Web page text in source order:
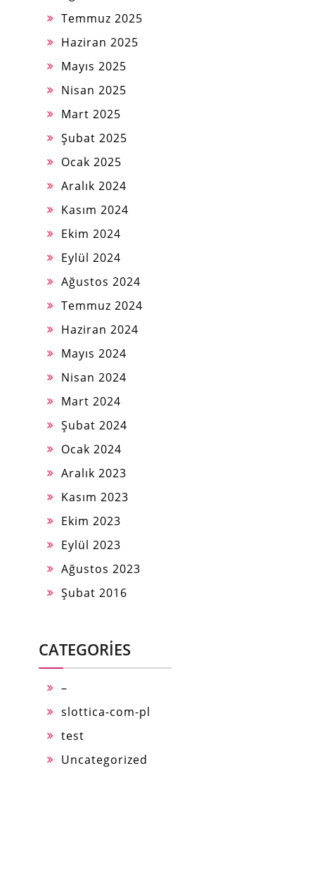
Temmuz 2025
Haziran 2025
Mayıs 2025
Nisan 2025
Mart 2025
Şubat 2025
Ocak 2025
Aralık 2024
Kasım 2024
Ekim 2024
Eylül 2024
Ağustos 2024
Temmuz 2024
Haziran 2024
Mayıs 2024
Nisan 2024
Mart 2024
Şubat 2024
Ocak 2024
Aralık 2023
Kasım 2023
Ekim 2023
Eylül 2023
Ağustos 2023
Şubat 2016
CATEGORIES
–
slottica-com-pl
test
Uncategorized